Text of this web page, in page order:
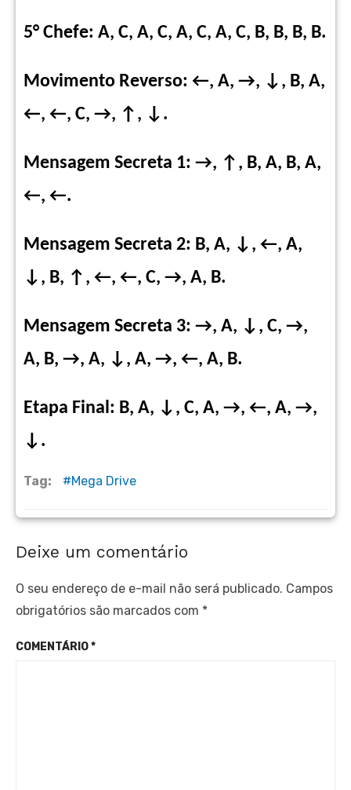
5° Chefe: A, C, A, C, A, C, A, C, B, B, B, B.
Movimento Reverso: ←, A, →, ↓, B, A,
←, ←, C, →, ↑, ↓.
Mensagem Secreta 1: →, ↑, B, A, B, A,
←, ←.
Mensagem Secreta 2: B, A, ↓, ←, A,
↓, B, ↑, ←, ←, C, →, A, B.
Mensagem Secreta 3: →, A, ↓, C, →,
A, B, →, A, ↓, A, →, ←, A, B.
Etapa Final: B, A, ↓, C, A, →, ←, A, →,
↓.
Tag: Mega Drive
Deixe um comentário
O seu endereço de e-mail não será publicado. Campos
obrigatórios são marcados com *
COMENTÁRIO*